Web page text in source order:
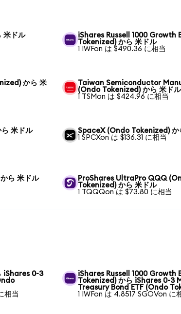
米ドル
iShares Russell 1000 Growth
Tokenized) から 米ドル
1 IWFon は $490.36 に相当
から 米
Taiwan Semiconductor
(Ondo Tokenized) から 米ドル
1 TSMon は $424.96 に相当
米ドル
SpaceX (Ondo Tokenized) か
1 SPCXon は $136.31 に相当
ら 米ドル
ProShares UltraPro QQQ
Tokenized) から 米ドル
1 TQQQon は $73.80 に相当
iShares 0-3
相当
iShares Russell 1000 Growth
Tokenized) から iShares 0-3
Treasury Bond ETF (Ondo
1 IWFon は 4.8517 SGOVon に